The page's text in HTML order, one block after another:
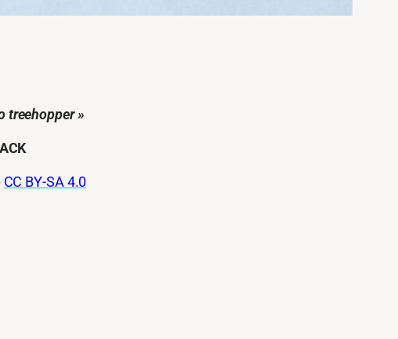
treehopper »
CC BY-SA 4.0